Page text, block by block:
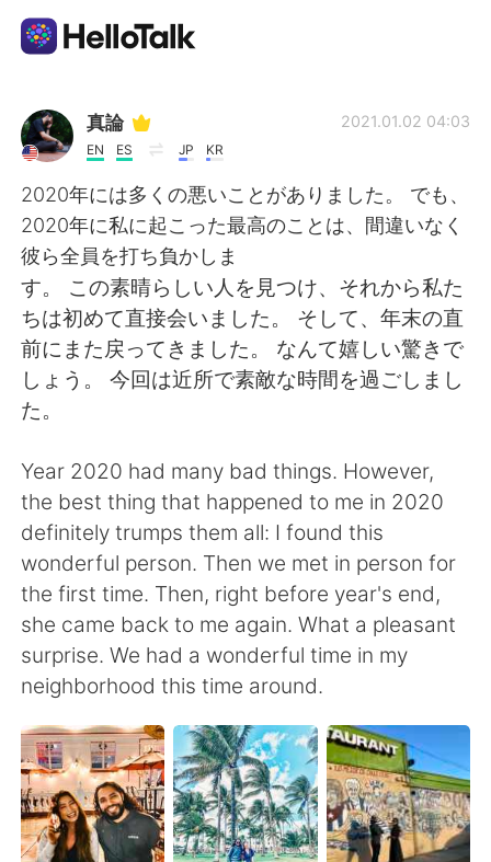
Sprachaustausch-App
AI Grammar Checker
Deutsch
English 简体中文
繁體中文 Español
日本語 한국어
Русский ไทย
Indonesia Italiano
Türkçe Tiếng Việt
真論
EN ES JP KR
2021.01.02 04:03
2020年には多くの悪いことがありました。 でも、
2020年に私に起こった最高のことは、間違いなく
彼ら全員を打ち負かしま
す。 この素晴らしい人を見つけ、それから私た
ちは初めて直接会いました。 そして、年末の直
前にまた戻ってきました。 なんて嬉しい驚きで
しょう。 今回は近所で素敵な時間を過ごしまし
た。
Year 2020 had many bad things. However,
the best thing that happened to me in 2020
definitely trumps them all: I found this
wonderful person. Then we met in person for
the first time. Then, right before year's end,
she came back to me again. What a pleasant
surprise. We had a wonderful time in my
neighborhood this time around.